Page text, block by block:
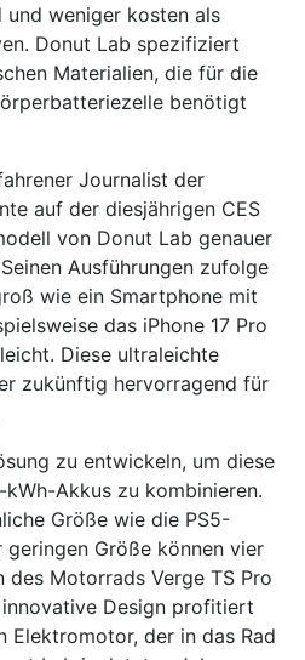
und weniger kosten als
Donut Lab spezifiziert
Materialien, die für die
benötigt
Journalist der
auf der diesjährigen CES
von Donut Lab genauer
Ausführungen zufolge
wie ein Smartphone mit
das iPhone 17 Pro
Diese ultraleichte
zukünftig hervorragend für
zu entwickeln, um diese
Akkus zu kombinieren.
Größe wie die PS5-
geringen Größe können vier
des Motorrads Verge TS Pro
Design profitiert
Elektromotor, der in das Rad